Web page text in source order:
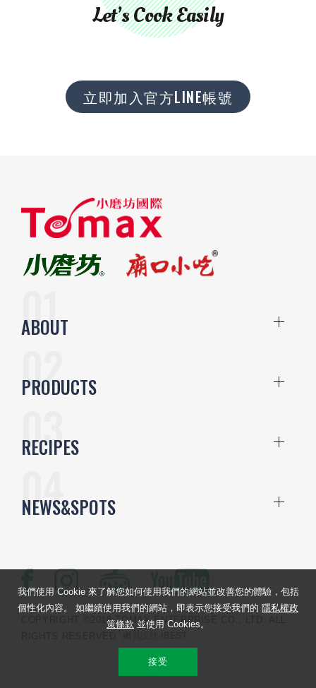
Let’s Cook Easily
立即加入官方LINE帳號
ABOUT
PRODUCTS
RECIPES
NEWS&SPOTS
COPYRIGHT ©2018 TOMAX ENTERPRISE CO., LTD. ALL
我們使用 Cookie 來了解您如何使用我們的網站並改善您的體驗，包括
個性化內容。 如繼續使用我們的網站，即表示您接受我們的 隱私權政
策條款 並使用 Cookies。
接受